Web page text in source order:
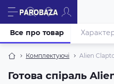
Комплектуючі Alien
Готова спіраль
Все про товар